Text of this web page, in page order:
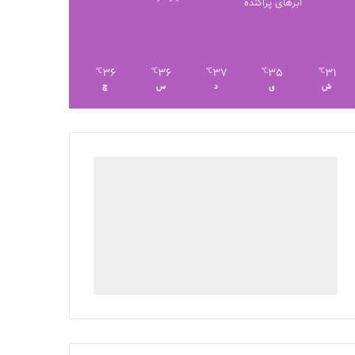
ابرهای پراکنده
31
℃
ش
35
℃
ی
37
℃
د
36
℃
س
36
℃
چ